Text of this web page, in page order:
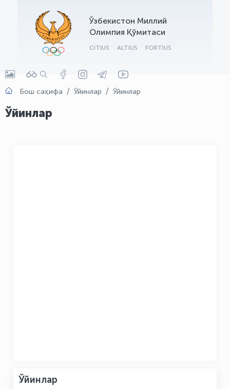
Ўзбекистон Миллий
Олимпия Қўмитаси
CITIUS ALTIUS FORTIUS
Бош саҳифа Ўйинлар Ўйинлар
Ўйинлар
Ўйинлар
OLYMPCHIK AI - yordamchi
Онлайн · olympic.uz